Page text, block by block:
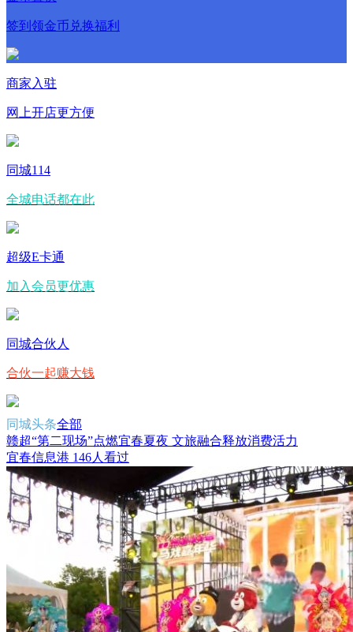
签到领金币兑换福利
商家入驻
网上开店更方便
同城114
全城电话都在此
超级E卡通
加入会员更优惠
同城合伙人
合伙一起赚大钱
同城头条全部
赣超“第二现场”点燃宜春夏夜 文旅融合释放消费活力
宜春信息港 146人看过